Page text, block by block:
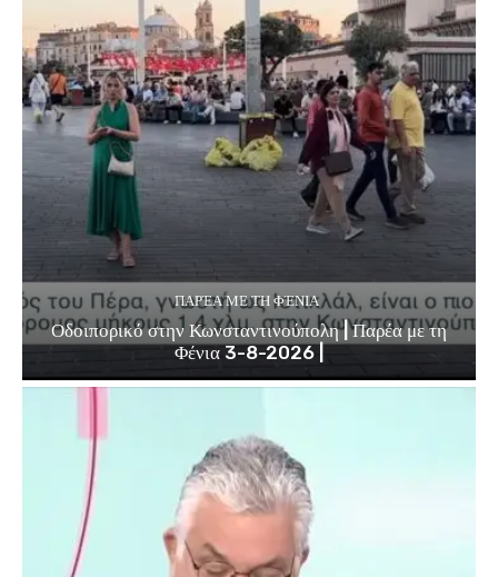
ΠΑΡΈΑ ΜΕ ΤΗ ΦΈΝΙΑ
Οδοιπορικό στην Κωνσταντινούπολη | Παρέα με τη
Φένια 3-8-2026 |